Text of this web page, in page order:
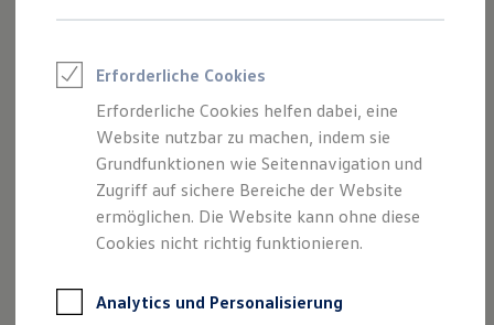
ONE Business ID Vorteile
Fahrzeuge online kaufen
Digitaler Marktplatz
Kauf & Finanzierung
Online-Fahrzeugbewertung
Aktionen & Angebote
E-Auto-Förderung
Für Privatkunden
Für Gewerbekunden
Profi Paket
ProfiPartner für Gebrauchtwagen
Impressum
Datenschutzerklärung
Impressum
Ostbahnstraße 130
91217 Hersbruck
Erforderliche Cookies
Erforderliche Cookies helfen dabei, eine
Website nutzbar zu machen, indem sie
Grundfunktionen wie Seitennavigation und
Zugriff auf sichere Bereiche der Website
ermöglichen. Die Website kann ohne diese
Cookies nicht richtig funktionieren.
Analytics und Personalisierung